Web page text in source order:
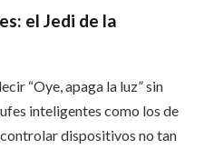
el Jedi de la
“Oye, apaga la luz” sin
inteligentes como los de
dispositivos no tan